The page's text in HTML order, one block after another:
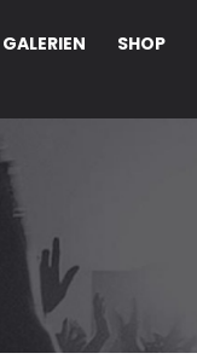
GALERIEN SHOP